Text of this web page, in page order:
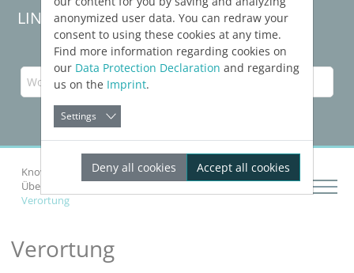
LINEAR Solutions26für Revit
Knowledge Base Revit
Netze berechnen
Über die Rohrnetzberechnungen Heizung und Kälte
Verortung
Verortung
anonymized user data. You can redraw your
consent to using these cookies at any time.
Find more information regarding cookies on
our Data Protection Declaration and regarding
us on the Imprint.
Settings
Deny all cookies Accept all cookies